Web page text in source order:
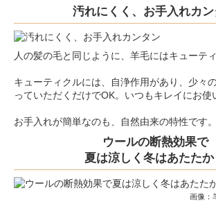
汚れにくく、お手入れカ
人の髪の毛と同じように、羊毛にはキューテ
キューティクルには、自浄作用があり、少々
っていただくだけでOK。いつもキレイにお使
お手入れが簡単なのも、自然由来の特性です。
ウールの断熱効果で
夏は涼しく冬はあたたか
画像：